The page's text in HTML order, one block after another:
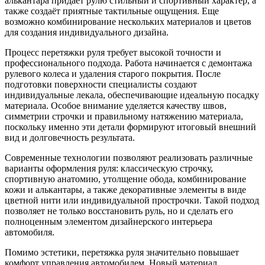
также создаёт приятные тактильные ощущения. Еще
возможно комбинирование нескольких материалов и цветов
для создания индивидуального дизайна.
Процесс перетяжки руля требует высокой точности и
профессионального подхода. Работа начинается с демонтажа
рулевого колеса и удаления старого покрытия. После
подготовки поверхности специалисты создают
индивидуальные лекала, обеспечивающие идеальную посадку
материала. Особое внимание уделяется качеству швов,
симметрии строчки и правильному натяжению материала,
поскольку именно эти детали формируют итоговый внешний
вид и долговечность результата.
Современные технологии позволяют реализовать различные
варианты оформления руля: классическую строчку,
спортивную анатомию, утолщение обода, комбинирование
кожи и алькантары, а также декоративные элементы в виде
цветной нити или индивидуальной прострочки. Такой подход
позволяет не только восстановить руль, но и сделать его
полноценным элементом дизайнерского интерьера
автомобиля.
Помимо эстетики, перетяжка руля значительно повышает
комфорт управления автомобилем. Новый материал